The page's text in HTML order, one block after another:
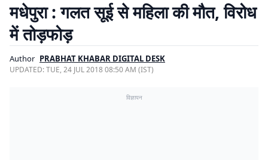
मधेपुरा : गलत सूई से महिला की मौत, विरोध
में तोड़फोड़
Author PRABHAT KHABAR DIGITAL DESK
UPDATED:TUE, 24 JUL 2018 08:50 AM (IST)
विज्ञापन